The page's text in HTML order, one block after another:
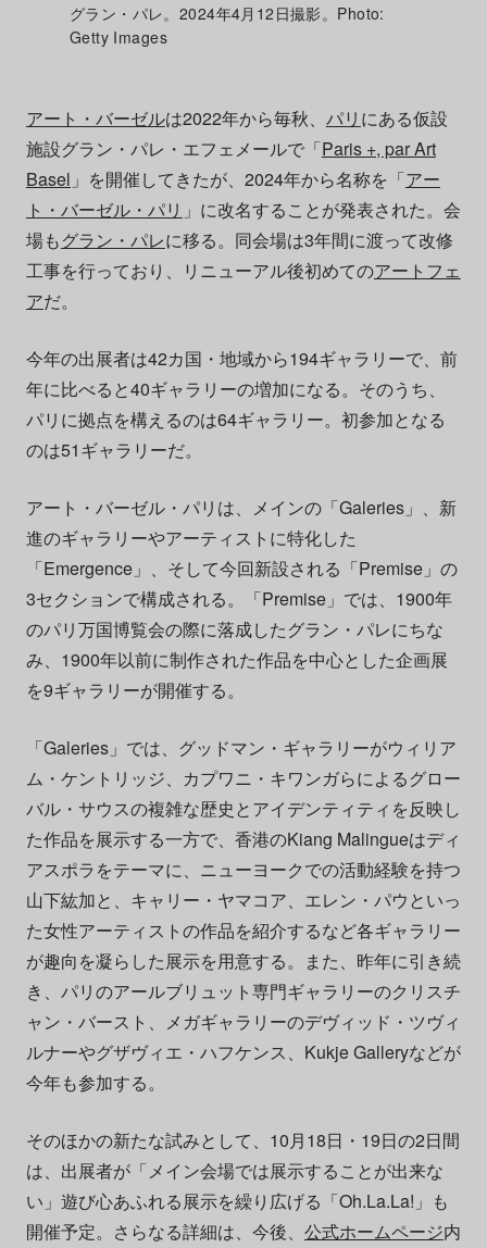
グラン・パレ。2024年4月12日撮影。Photo:
Getty Images
アート・バーゼルは2022年から毎秋、 パリ にある仮設
施設グラン・パレ・エフェメールで「Paris +, par Art
Basel 」を開催してきたが、2024年から名称を「アー
ト・バーゼル・パリ 」に改名することが発表された。会
場もグラン・パレに移る。同会場は3年間に渡って改修
工事を行っており、リニューアル後初めてのアートフェ
アだ。
今年の出展者は42カ国・地域から194ギャラリーで、前
年に比べると40ギャラリーの増加になる。そのうち、
パリに拠点を構えるのは64ギャラリー。初参加となる
のは51ギャラリーだ。
アート・バーゼル・パリは、メインの「Galeries」、新
進のギャラリーやアーティストに特化した
「Emergence」、そして今回新設される「Premise」の
3セクションで構成される。「Premise」では、1900年
のパリ万国博覧会の際に落成したグラン・パレにちな
み、1900年以前に制作された作品を中心とした企画展
を9ギャラリーが開催する。
「Galeries」では、グッドマン・ギャラリーがウィリア
ム・ケントリッジ、カプワニ・キワンガらによるグロー
バル・サウスの複雑な歴史とアイデンティティを反映し
た作品を展示する一方で、香港のKiang Malingueはディ
アスポラをテーマに、ニューヨークでの活動経験を持つ
山下紘加と、キャリー・ヤマコア、エレン・パウといっ
た女性アーティストの作品を紹介するなど各ギャラリー
が趣向を凝らした展示を用意する。また、昨年に引き続
き、パリのアールブリュット専門ギャラリーのクリスチ
ャン・バースト、メガギャラリーのデヴィッド・ツヴィ
ルナーやグザヴィエ・ハフケンス、Kukje Galleryなどが
今年も参加する。
そのほかの新たな試みとして、10月18日・19日の2日間
は、出展者が「メイン会場では展示することが出来な
い」遊び心あふれる展示を繰り広げる「Oh.La.La!」も
開催予定。さらなる詳細は、今後、 公式ホームページ内